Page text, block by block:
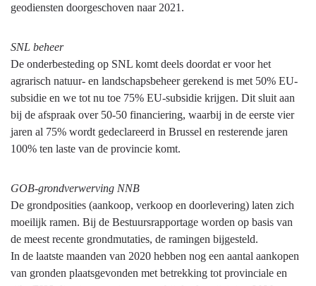
geodiensten doorgeschoven naar 2021.
SNL beheer
De onderbesteding op SNL komt deels doordat er voor het
agrarisch natuur- en landschapsbeheer gerekend is met 50% EU-
subsidie en we tot nu toe 75% EU-subsidie krijgen. Dit sluit aan
bij de afspraak over 50-50 financiering, waarbij in de eerste vier
jaren al 75% wordt gedeclareerd in Brussel en resterende jaren
100% ten laste van de provincie komt.
GOB-grondverwerving NNB
De grondposities (aankoop, verkoop en doorlevering) laten zich
moeilijk ramen. Bij de Bestuursrapportage worden op basis van
de meest recente grondmutaties, de ramingen bijgesteld.
In de laatste maanden van 2020 hebben nog een aantal aankopen
van gronden plaatsgevonden met betrekking tot provinciale en